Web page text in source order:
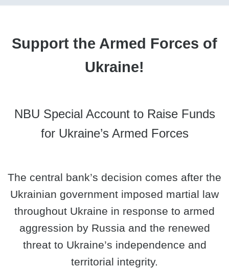
Support the Armed Forces of
Ukraine!
NBU Special Account to Raise Funds
for Ukraine’s Armed Forces
The central bank’s decision comes after the
Ukrainian government imposed martial law
throughout Ukraine in response to armed
aggression by Russia and the renewed
threat to Ukraine’s independence and
territorial integrity.